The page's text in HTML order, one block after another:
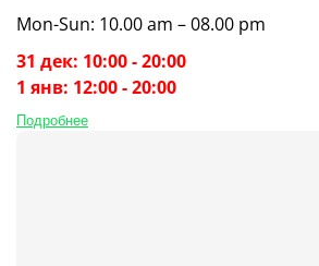
Mon-Sun: 10.00 am – 08.00 pm
31 дек: 10:00 - 20:00
1 янв: 12:00 - 20:00
Подробнее